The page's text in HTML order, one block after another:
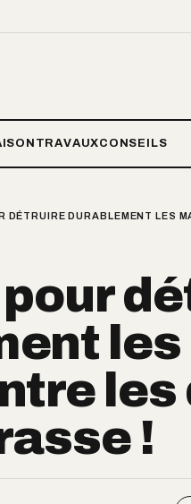
TRAVAUXCONSEILS
DÉTRUIRE DURABLEMENT LES
!